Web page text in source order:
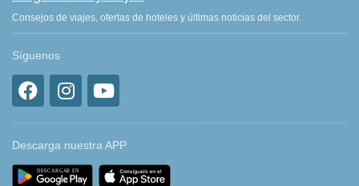
Consejos de viajes, ofertas de hoteles y últimas noticias del sector.
Síguenos
Descarga nuestra APP